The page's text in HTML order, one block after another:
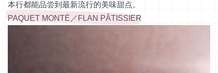
本行都能品尝到最新流行的美味甜点。
PAQUET MONTÉ／FLAN PÂTISSIER